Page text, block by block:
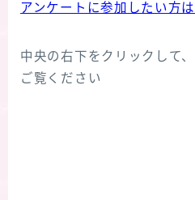
アンケートに参加したい方
中央の右下をクリックして
ご覧ください